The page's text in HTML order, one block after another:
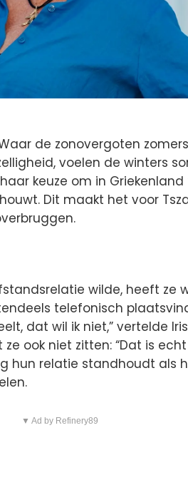
de zonovergoten
voelen de winters
keuze om in Griekenland
Dit maakt het voor
wilde, heeft ze
telefonisch
dat wil ik niet,” vertelde
ze ook niet zitten: “Dat is
hun relatie standhoudt als
▼ Ad by Refinery89